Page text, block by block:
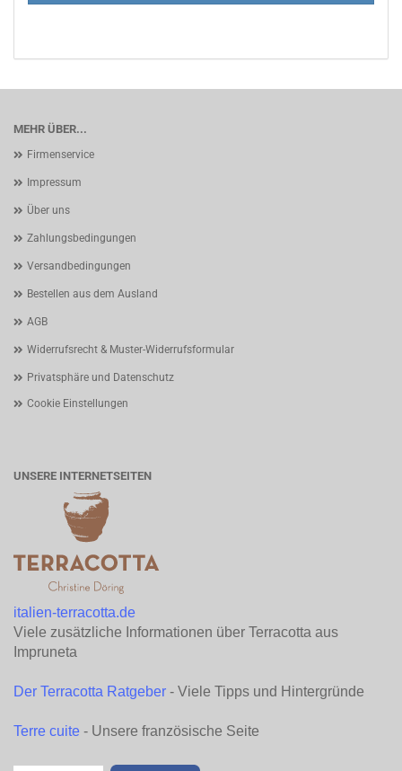
MEHR ÜBER...
Firmenservice
Impressum
Über uns
Zahlungsbedingungen
Versandbedingungen
Bestellen aus dem Ausland
AGB
Widerrufsrecht & Muster-Widerrufsformular
Privatsphäre und Datenschutz
Cookie Einstellungen
UNSERE INTERNETSEITEN
italien-terracotta.de
Viele zusätzliche Informationen über Terracotta aus
Impruneta
Der Terracotta Ratgeber - Viele Tipps und Hintergründe
Terre cuite - Unsere französische Seite